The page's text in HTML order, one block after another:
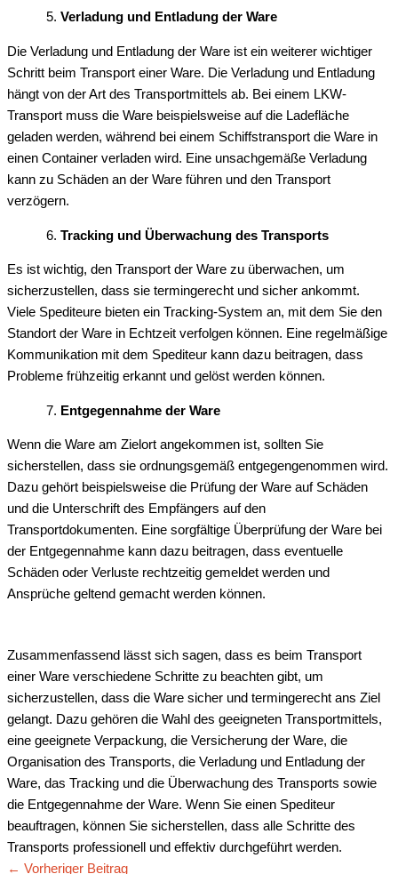
Verladung und Entladung der Ware
Die Verladung und Entladung der Ware ist ein weiterer wichtiger
Schritt beim Transport einer Ware. Die Verladung und Entladung
hängt von der Art des Transportmittels ab. Bei einem LKW-
Transport muss die Ware beispielsweise auf die Ladefläche
geladen werden, während bei einem Schiffstransport die Ware in
einen Container verladen wird. Eine unsachgemäße Verladung
kann zu Schäden an der Ware führen und den Transport
verzögern.
Tracking und Überwachung des Transports
Es ist wichtig, den Transport der Ware zu überwachen, um
sicherzustellen, dass sie termingerecht und sicher ankommt.
Viele Spediteure bieten ein Tracking-System an, mit dem Sie den
Standort der Ware in Echtzeit verfolgen können. Eine regelmäßige
Kommunikation mit dem Spediteur kann dazu beitragen, dass
Probleme frühzeitig erkannt und gelöst werden können.
Entgegennahme der Ware
Wenn die Ware am Zielort angekommen ist, sollten Sie
sicherstellen, dass sie ordnungsgemäß entgegengenommen wird.
Dazu gehört beispielsweise die Prüfung der Ware auf Schäden
und die Unterschrift des Empfängers auf den
Transportdokumenten. Eine sorgfältige Überprüfung der Ware bei
der Entgegennahme kann dazu beitragen, dass eventuelle
Schäden oder Verluste rechtzeitig gemeldet werden und
Ansprüche geltend gemacht werden können.
Zusammenfassend lässt sich sagen, dass es beim Transport
einer Ware verschiedene Schritte zu beachten gibt, um
sicherzustellen, dass die Ware sicher und termingerecht ans Ziel
gelangt. Dazu gehören die Wahl des geeigneten Transportmittels,
eine geeignete Verpackung, die Versicherung der Ware, die
Organisation des Transports, die Verladung und Entladung der
Ware, das Tracking und die Überwachung des Transports sowie
die Entgegennahme der Ware. Wenn Sie einen Spediteur
beauftragen, können Sie sicherstellen, dass alle Schritte des
Transports professionell und effektiv durchgeführt werden.
← Vorheriger Beitrag